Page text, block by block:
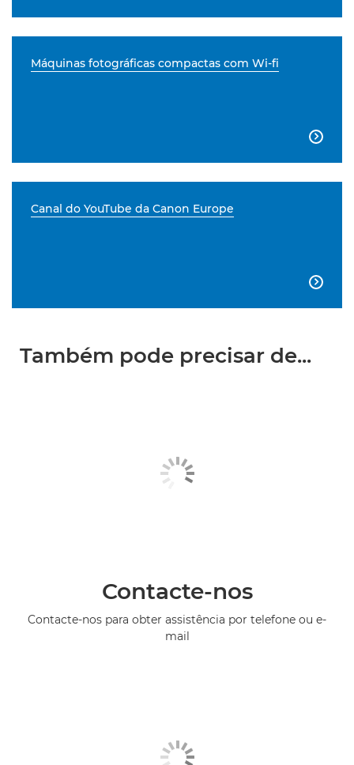
Máquinas fotográficas compactas com Wi-fi

Canal do YouTube da Canon Europe

Também pode precisar de...
Contacte-nos
Contacte-nos para obter assistência por telefone ou e-
mail